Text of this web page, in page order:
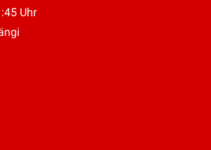
Uhr